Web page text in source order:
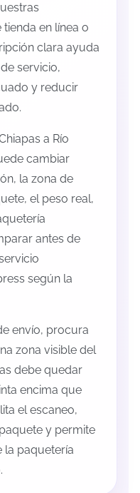
en línea o
clara ayuda
servicio,
y reducir
a Río
cambiar
la zona de
el peso real,
antes de
según la
envío, procura
zona visible del
debe quedar
encima que
el escaneo,
y permite
la paquetería